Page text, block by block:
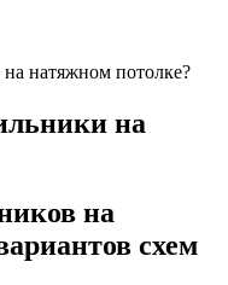
натяжном потолке?
на
на
схем